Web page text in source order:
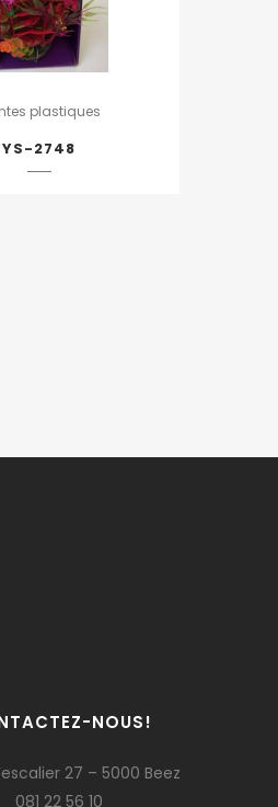
plastiques
YS-2748
NOUS!
27 – 5000 Beez
081 22 56 10